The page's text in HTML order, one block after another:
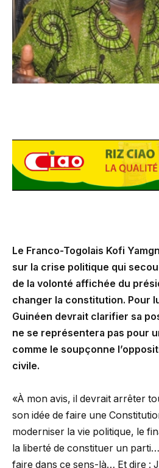
Le Franco-Togolais Kofi
sur la crise politique qui
de la volonté affichée du
changer la constitution. Pour
Guinéen devrait clarifier sa
ne se représentera pas pour
comme le soupçonne
civile.
«À mon avis, il devrait arrêter
son idée de faire une
moderniser la vie politique, le
la liberté de constituer un
faire dans ce sens-là… Et dire :